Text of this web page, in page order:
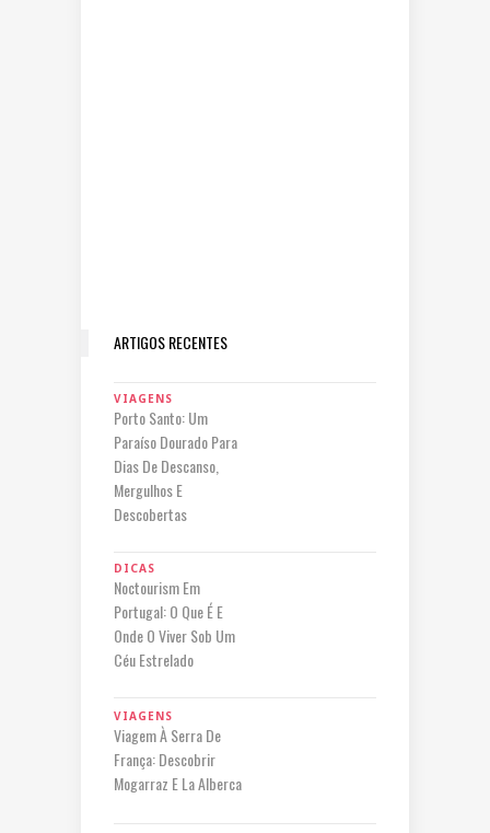
ARTIGOS RECENTES
VIAGENS
Porto Santo: Um
Paraíso Dourado Para
Dias De Descanso,
Mergulhos E
Descobertas
DICAS
Noctourism Em
Portugal: O Que É E
Onde O Viver Sob Um
Céu Estrelado
VIAGENS
Viagem À Serra De
França: Descobrir
Mogarraz E La Alberca